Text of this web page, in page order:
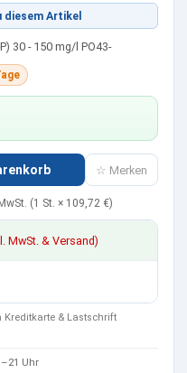
Artikel
30 - 150 mg/l PO43-
☆ Merken
(1 St. × 109,72 €)
MwSt. & Versand)
Kreditkarte & Lastschrift
Uhr